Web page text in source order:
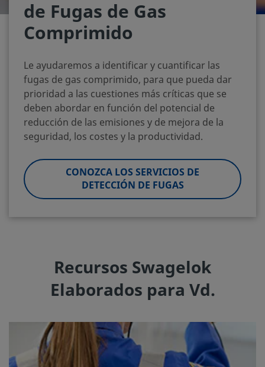
de Fugas de Gas
Comprimido
Le ayudaremos a identificar y cuantificar las
fugas de gas comprimido, para que pueda dar
prioridad a las cuestiones más críticas que se
deben abordar en función del potencial de
reducción de las emisiones y de mejora de la
seguridad, los costes y la productividad.
CONOZCA LOS SERVICIOS DE
DETECCIÓN DE FUGAS
Recursos Swagelok
Elaborados para Vd.